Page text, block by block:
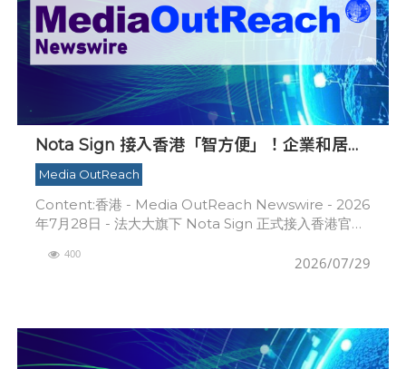
Nota Sign 接入香港「智方便」！企業和居民
一站式完成開戶、入職、簽約
Media OutReach
Content:香港 - Media OutReach Newswire - 2026
年7月28日 - 法大大旗下 Nota Sign 正式接入香港官方
2026/07/29
400